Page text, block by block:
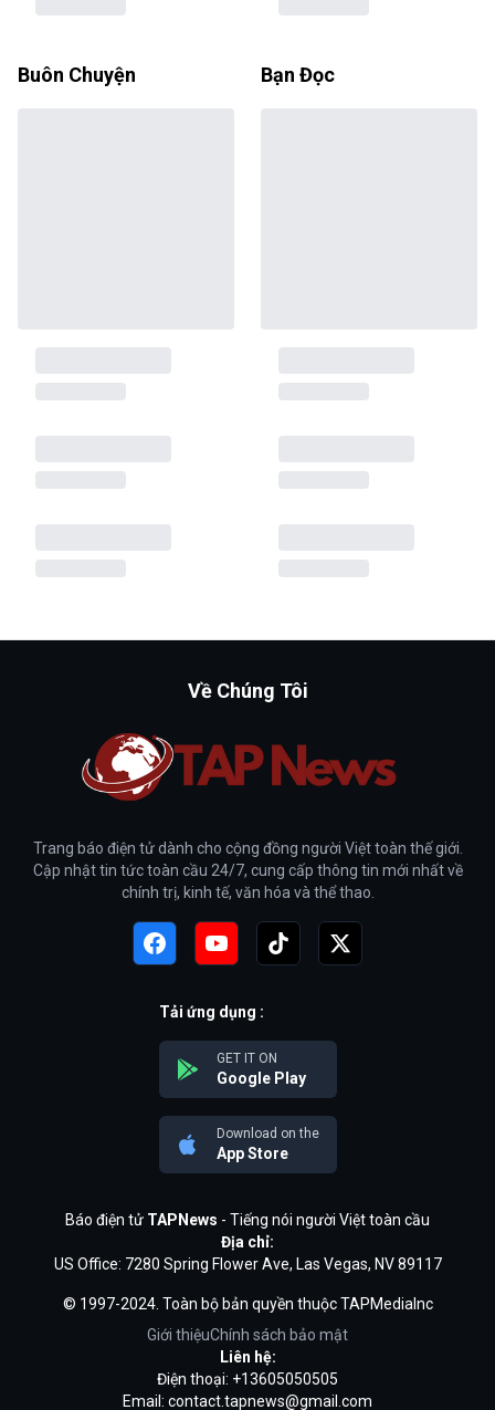
Buôn Chuyện Bạn Đọc
Về Chúng Tôi
Trang báo điện tử dành cho cộng đồng người Việt toàn thế giới.
Cập nhật tin tức toàn cầu 24/7, cung cấp thông tin mới nhất về
chính trị, kinh tế, văn hóa và thể thao.
Tải ứng dụng :
GET IT ON
Google Play
Download on the
App Store
Báo điện tử TAPNews - Tiếng nói người Việt toàn cầu
Địa chỉ:
US Office: 7280 Spring Flower Ave, Las Vegas, NV 89117
© 1997-2024. Toàn bộ bản quyền thuộc TAPMediaInc
Giới thiệuChính sách bảo mật
Liên hệ:
Điện thoại: +13605050505
Email: contact.tapnews@gmail.com